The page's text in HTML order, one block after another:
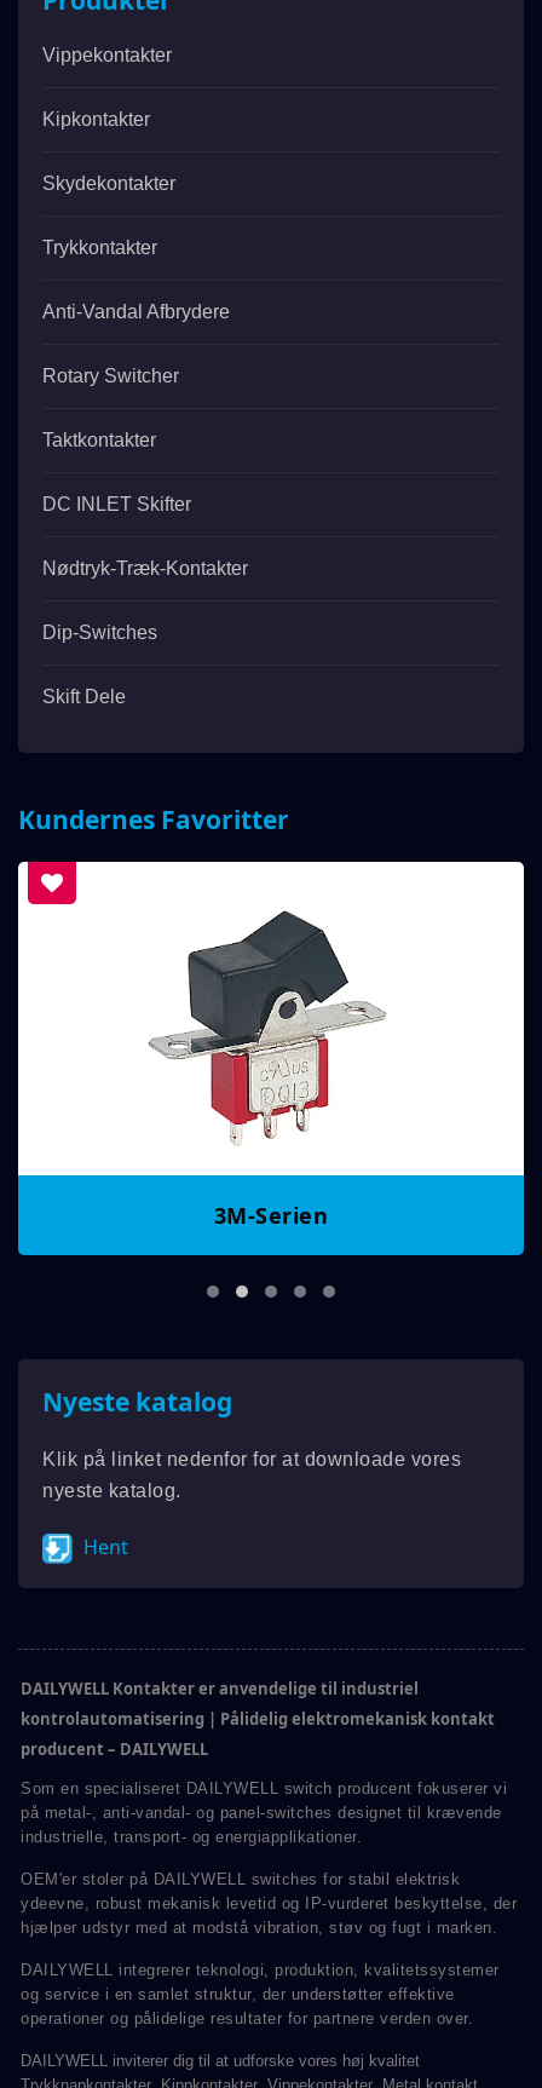
Vippekontakter
Kipkontakter
Skydekontakter
Trykkontakter
Anti-Vandal Afbrydere
Rotary Switcher
Taktkontakter
DC INLET Skifter
Nødtryk-Træk-Kontakter
Dip-Switches
Skift Dele
Kundernes Favoritter
3M-Serien
Nyeste katalog
Klik på linket nedenfor for at downloade vores
nyeste katalog.
Hent
DAILYWELL Kontakter er anvendelige til industriel
kontrolautomatisering | Pålidelig elektromekanisk kontakt
producent – DAILYWELL
Som en specialiseret DAILYWELL switch producent fokuserer vi
på metal-, anti-vandal- og panel-switches designet til krævende
industrielle, transport- og energiapplikationer.
OEM'er stoler på DAILYWELL switches for stabil elektrisk
ydeevne, robust mekanisk levetid og IP-vurderet beskyttelse, der
hjælper udstyr med at modstå vibration, støv og fugt i marken.
DAILYWELL integrerer teknologi, produktion, kvalitetssystemer
og service i en samlet struktur, der understøtter effektive
operationer og pålidelige resultater for partnere verden over.
DAILYWELL inviterer dig til at udforske vores høj kvalitet